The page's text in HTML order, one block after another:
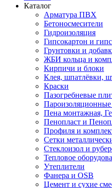
Каталог
Арматура ПВХ
Бетоносмесители
Гидроизоляция
Гипсокартон и
Грунтовки и
ЖБИ кольца и
Кирпичи и блоки
Клея, шпатлёвки,
Краски
Пазогребневые
Пена монтажная,
Пенопласт и
Профиля и
Сетки
Стеклоизол и
Тепловое
Утеплители
Фанера и OSB
Цемент и сухие